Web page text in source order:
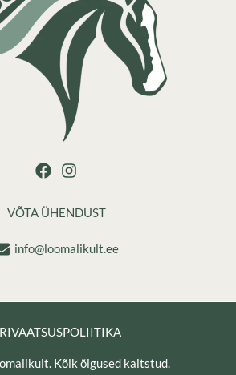
VÕTA ÜHENDUST
info@loomalikult.ee
Kõik õigused kaitstud.